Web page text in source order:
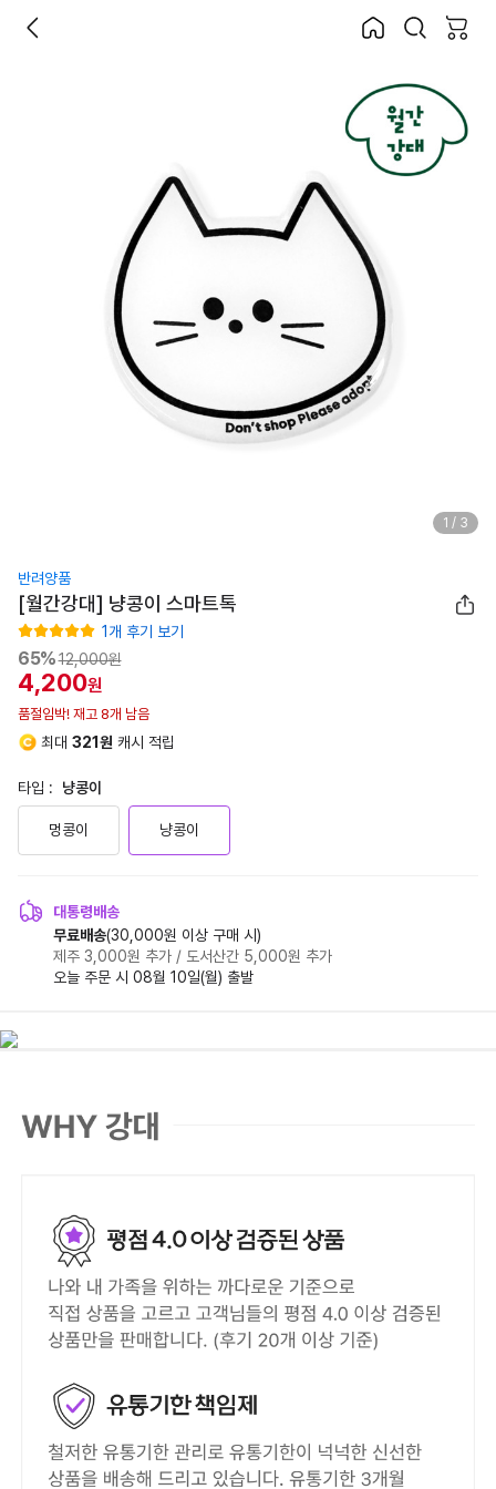
1 / 3
반려양품
[월간강대] 냥콩이 스마트톡
1 개 후기 보기
65%12,000원
4,200원
판매가
나의 할인가
품절임박! 재고 8개 남음
최대 321원 캐시 적립
타입 : 냥콩이
멍콩이 냥콩이
대통령배송
무료배송(30,000원 이상 구매 시)
제주 3,000원 추가 / 도서산간 5,000원 추가
오늘 주문 시 08월 10일(월) 출발